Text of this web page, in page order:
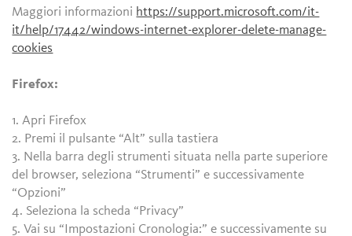
Maggiori informazioni https://support.microsoft.com/it-
it/help/17442/windows-internet-explorer-delete-manage-
cookies
Firefox:
1. Apri Firefox
2. Premi il pulsante “Alt” sulla tastiera
3. Nella barra degli strumenti situata nella parte superiore
del browser, seleziona “Strumenti” e successivamente
“Opzioni”
4. Seleziona la scheda “Privacy”
5. Vai su “Impostazioni Cronologia:” e successivamente su